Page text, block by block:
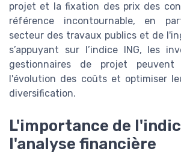
projet et la fixation des prix des
référence incontournable, en
secteur des travaux publics et de
s’appuyant sur l’indice ING, les
gestionnaires de projet peuvent
l'évolution des coûts et optimiser
diversification.
L'importance de
l'analyse financière